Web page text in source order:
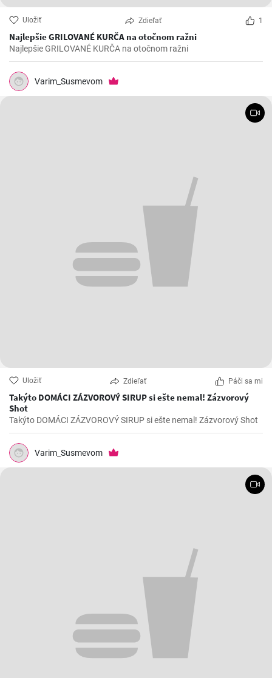
Uložiť Zdieľať 1
Najlepšie GRILOVANÉ KURČA na otočnom ražni
Najlepšie GRILOVANÉ KURČA na otočnom ražni
Varim_Susmevom
Uložiť Zdieľať Páči sa mi
Takýto DOMÁCI ZÁZVOROVÝ SIRUP si ešte nemal! Zázvorový
Shot
Takýto DOMÁCI ZÁZVOROVÝ SIRUP si ešte nemal! Zázvorový Shot
Varim_Susmevom